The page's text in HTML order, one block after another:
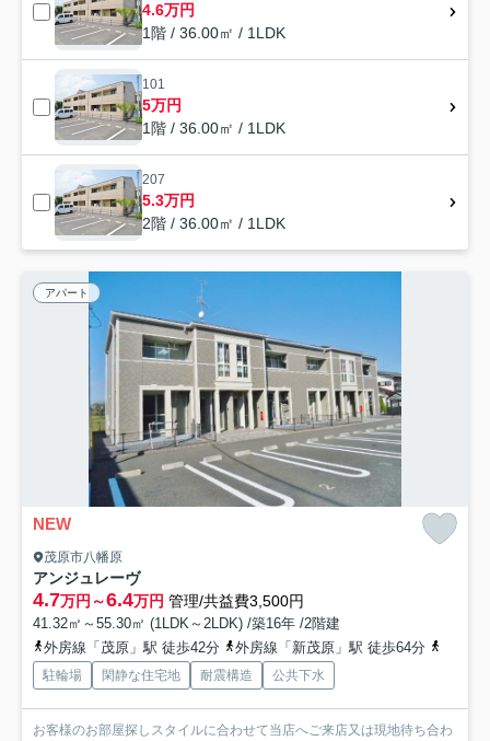
4.6万円
1階 / 36.00㎡ / 1LDK
101
5万円
1階 / 36.00㎡ / 1LDK
207
5.3万円
2階 / 36.00㎡ / 1LDK
アパート
NEW
茂原市八幡原
アンジュレーヴ
4.7万円～6.4万円 管理/共益費3,500円
41.32㎡～55.30㎡ (1LDK～2LDK) /築16年 /2階建
外房線「茂原」駅 徒歩42分
外房線「新茂原」駅 徒歩64分
駐輪場 閑静な住宅地 耐震構造 公共下水
お客様のお部屋探しスタイルに合わせて当店へご来店又は現地待ち合わ